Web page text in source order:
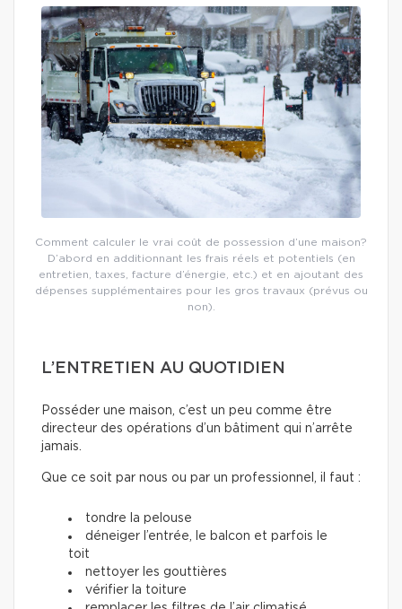
Comment calculer le vrai coût de possession d’une maison?
D’abord en additionnant les frais réels et potentiels (en
entretien, taxes, facture d’énergie, etc.) et en ajoutant des
dépenses supplémentaires pour les gros travaux (prévus ou
non).
L’ENTRETIEN AU QUOTIDIEN
Posséder une maison, c’est un peu comme être
directeur des opérations d’un bâtiment qui n’arrête
jamais.
Que ce soit par nous ou par un professionnel, il faut :
tondre la pelouse
déneiger l’entrée, le balcon et parfois le
toit
nettoyer les gouttières
vérifier la toiture